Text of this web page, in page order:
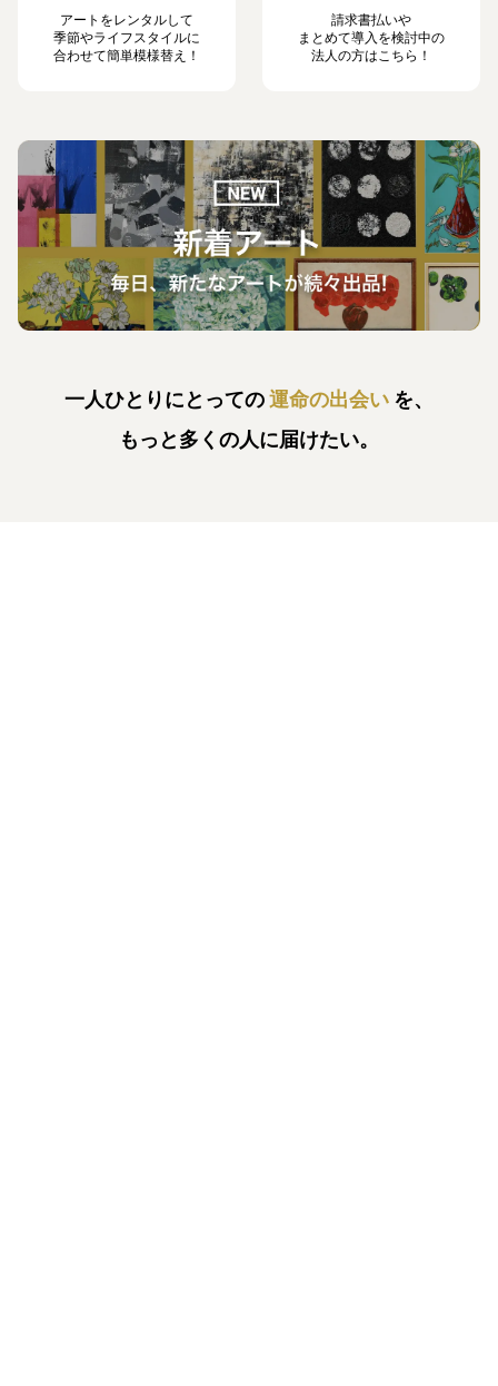
アートをレンタルして
季節やライフスタイルに
合わせて簡単模様替え！
請求書払いや
まとめて導入を検討中の
法人の方はこちら！
一人ひとりにとっての運命の出会い を、
もっと多くの人に届けたい。